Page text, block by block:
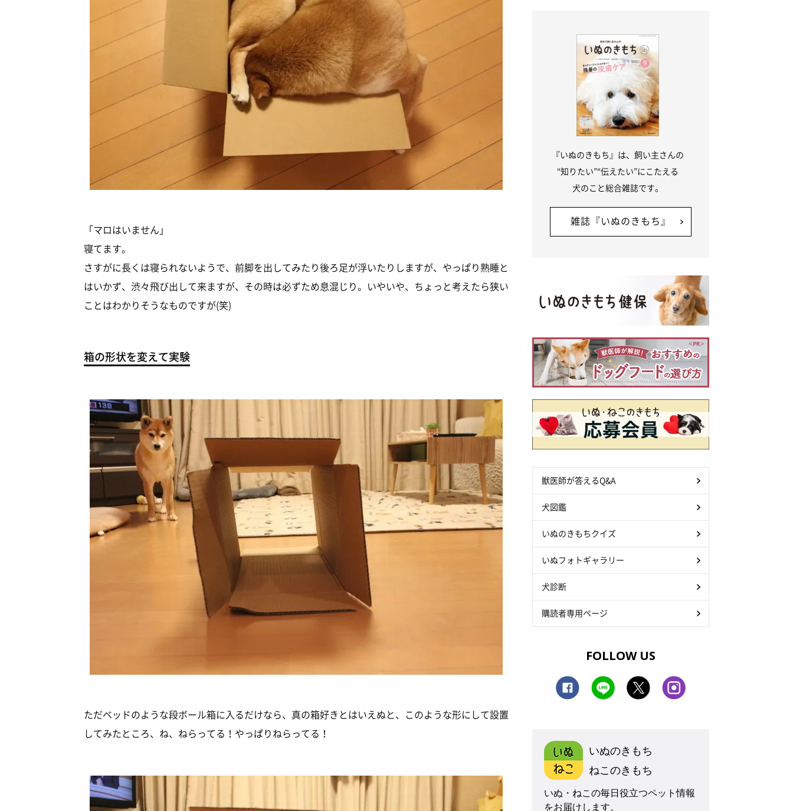
「マロはいません」
寝てます。
さすがに長くは寝られないようで、前脚を出してみたり後ろ足が浮いたりしますが、やっぱり熟睡と
はいかず、渋々飛び出して来ますが、その時は必ずため息混じり。いやいや、ちょっと考えたら狭い
ことはわかりそうなものですが(笑)
箱の形状を変えて実験
ただベッドのような段ボール箱に入るだけなら、真の箱好きとはいえぬと、このような形にして設置
してみたところ、ね、ねらってる！やっぱりねらってる！
『いぬのきもち』は、飼い主さんの
“知りたい”“伝えたい”にこたえる
犬のこと総合雑誌です。
雑誌『いぬのきもち』
獣医師が答えるQ&A
犬図鑑
いぬのきもちクイズ
いぬフォトギャラリー
犬診断
購読者専用ページ
FOLLOW US
いぬのきもち
ねこのきもち
いぬ・ねこの毎日役立つペット情報
をお届けします。